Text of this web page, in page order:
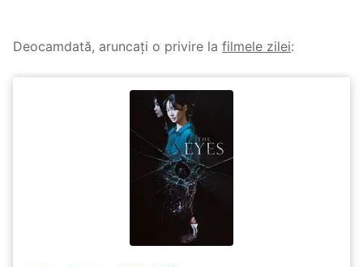
Deocamdată, aruncați o privire la filmele zilei: